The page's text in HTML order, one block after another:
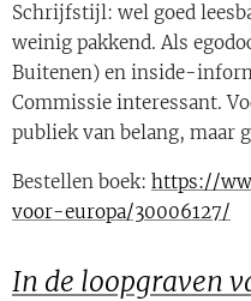
Schrijfstijl: wel goed
weinig pakkend. Als
Buitenen) en inside-
Commissie interessant.
publiek van belang, maar
Bestellen boek: https://
voor-europa/30006127/
In de loopgraven